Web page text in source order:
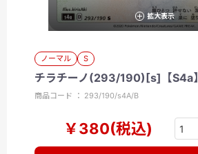
拡大表示
ノーマル S
チラチーノ(293/190)[s]【S4a】
商品コード ： 293/190/s4A/B
￥380(税込)